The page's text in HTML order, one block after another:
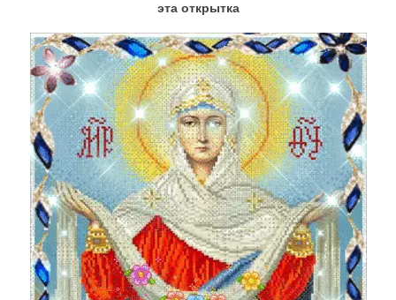
эта открытка